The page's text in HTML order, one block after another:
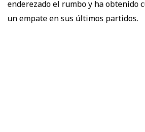
enderezado el rumbo y ha obtenido
un empate en sus últimos partidos.